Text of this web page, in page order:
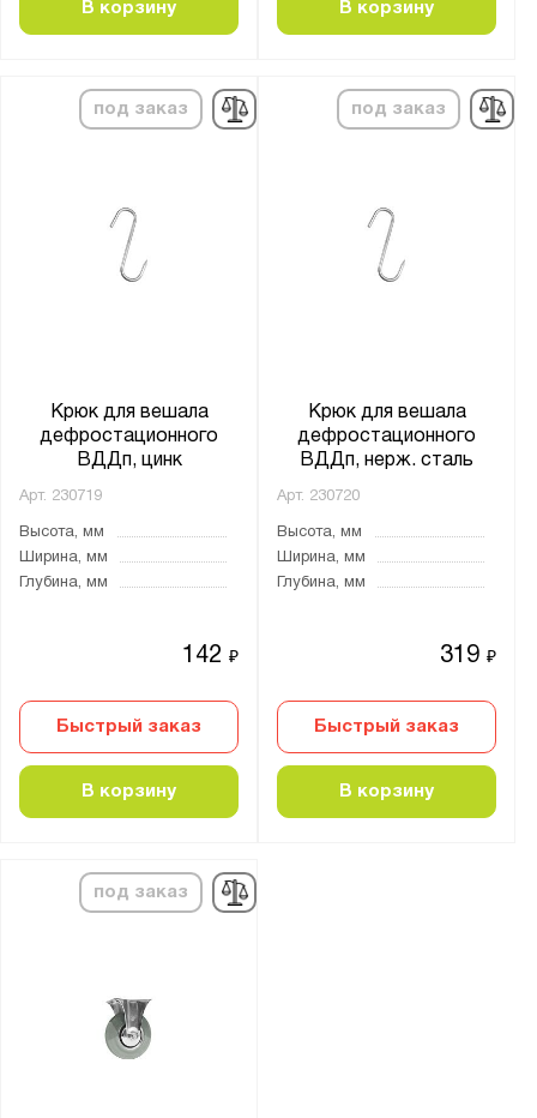
В корзину В корзину
под заказ
Крюк для вешала
дефростационного
ВДДп, цинк
Арт. 230719
Высота, мм
Ширина, мм
Глубина, мм
142₽
Быстрый заказ
В корзину
под заказ
Крюк для вешала
дефростационного
ВДДп, нерж. сталь
Арт. 230720
Высота, мм
Ширина, мм
Глубина, мм
319₽
Быстрый заказ
В корзину
под заказ